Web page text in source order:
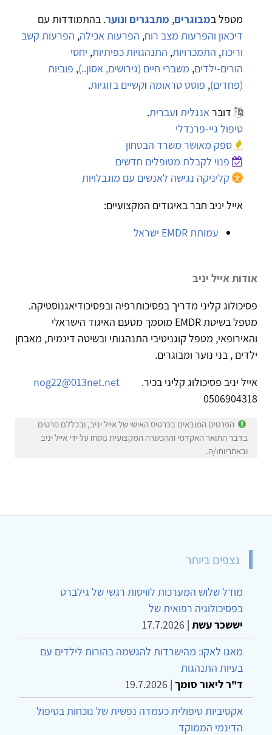
מטפל במבוגרים, מתבגרים ונוער. בהתמודדות עם
דיכאון והפרעות מצב רוח, הפרעות אכילה, הפרעות קשב
וריכוז, התמכרויות, התנהגויות כפיתיות, יחסי
הורים-ילדים, משברי חיים (גירושים, אסון..), פוביות
(פחדים), פוסט טראומה וקשיים בזוגיות.
דובראנגלית ועברית.
טיפול גיי-פרנדלי
ספק מאושר משרד הבטחון
פנוי לקבלת מטופלים חדשים
קליניקה נגישה לאנשים עם מוגבלויות
אייל יניב חבר באיגודים המקצועיים:
עמותת EMDR ישראל
אודות אייל יניב
פסיכולוג קליני מדריך בפסיכותרפיה ובפסיכודיאגנוסטיקה.
מטפל בשיטת EMDR מוסמך מטעם האיגוד הישראלי
והאירופאי, מטפל קוגניטיבי התנהגותי ובשיטה דינמית, מאבחן
ילדים , בני נוער ומבוגרים.
אייל יניב פסיכולוג קליני בכיר.
nog22@013net.net
0506904318
הפרטים המובאים בכרטיס האישי של אייל יניב, ובכללם פרטים
בדבר התואר האקדמי וההכשרה המקצועית נוסחו על ידי אייל יניב
ובאחריותו/ה.
נצפים ביותר
מודל שלוש המערכות לוויסות רגשי של גילברט
בפסיכולוגיה רפואית של
יששכר עשת |
17.7.2026
מאגו לאקו: מהישרדות להגשמה בהורות לילדים עם
בעיות התנהגות
ד"ר ליאור סומך |
19.7.2026
אקטיביות טיפולית כעמדה נפשית של נוכחות בטיפול
הדינמי הממוקד